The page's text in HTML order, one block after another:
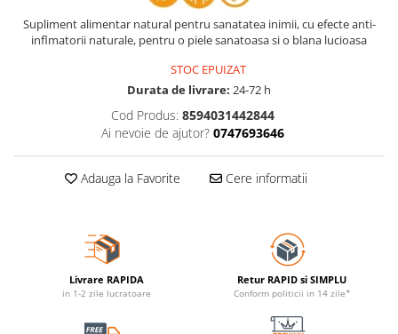
Supliment alimentar natural pentru sanatatea inimii, cu efecte anti-
inflmatorii naturale, pentru o piele sanatoasa si o blana lucioasa
STOC EPUIZAT
Durata de livrare: 24-72 h
Cod Produs: 8594031442844
Ai nevoie de ajutor? 0747693646
Adauga la Favorite Cere informatii
Livrare RAPIDA
in 1-2 zile lucratoare
Retur RAPID si SIMPLU
Conform politicii in 14 zile*